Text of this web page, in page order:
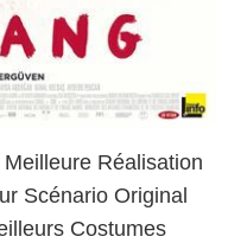
Réalisation
Scénario Original
Costumes